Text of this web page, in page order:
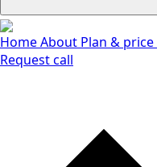
HomeAbout Plan & price
Request call